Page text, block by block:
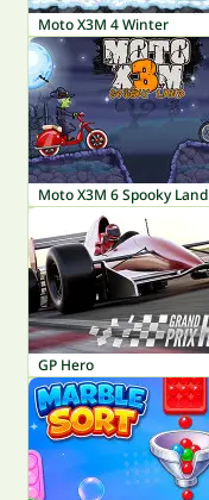
Moto X3M 4 Winter
Moto X3M 6 Spooky Land
GP Hero